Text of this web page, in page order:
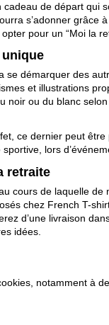
de départ qui
s’adonner
pour un “Moi la
démarquer des
et illustrations
ou du blanc
ce dernier peut
lors
retraite
cours de laquelle
chez French T-
d’une livraison
idées.
notamment à